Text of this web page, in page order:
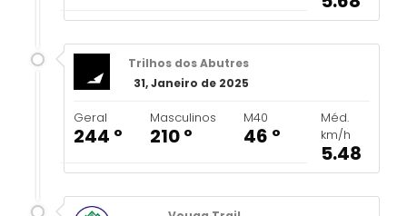
Trilhos dos Abutres
31, Janeiro de 2025
Geral
244 º
Masculinos
210 º
M40
46 º
Méd.
km/h
5.48